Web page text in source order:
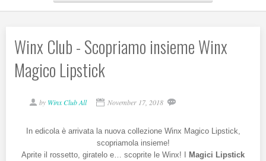
Winx Club - Scopriamo insieme Winx
Magico Lipstick
by Winx Club All November 17, 2018
In edicola è arrivata la nuova collezione Winx Magico Lipstick,
scopriamola insieme!
Aprite il rossetto, giratelo e… scoprite le Winx! I
Magici Lipstick